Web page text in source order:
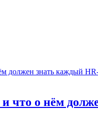
и что о нём